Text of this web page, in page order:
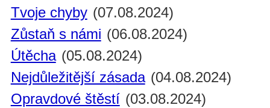
Tvoje chyby (07.08.2024)
Zůstaň s námi (06.08.2024)
Útěcha (05.08.2024)
Nejdůležitější zásada (04.08.2024)
Opravdové štěstí (03.08.2024)